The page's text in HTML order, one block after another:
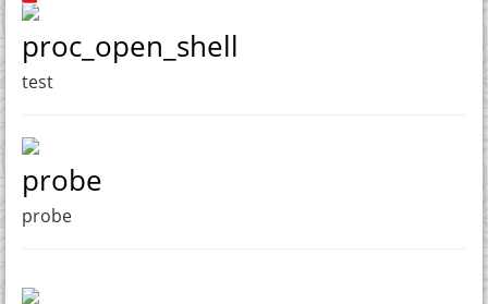
proc_open_shell
test
probe
probe